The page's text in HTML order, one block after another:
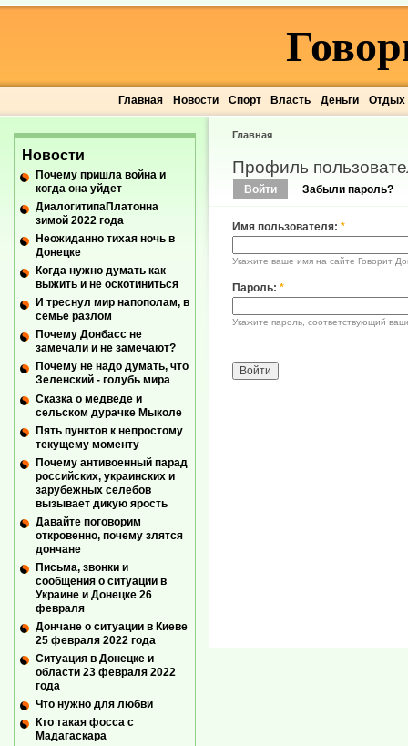
Главная Новости Спорт Власть Деньги Отдых
Главная
Профиль
Войти Забыли пароль?
Имя пользователя: *
Укажите ваше имя на сайте Говорит
Пароль: *
Укажите пароль, соответствующий
Новости
Почему пришла война и
когда она уйдет
ДиалогитипаПлатонна
зимой 2022 года
Неожиданно тихая ночь в
Донецке
Когда нужно думать как
выжить и не оскотиниться
И треснул мир напополам, в
семье разлом
Почему Донбасс не
замечали и не замечают?
Почему не надо думать, что
Зеленский - голубь мира
Сказка о медведе и
сельском дурачке Мыколе
Пять пунктов к непростому
текущему моменту
Почему антивоенный парад
российских, украинских и
зарубежных селебов
вызывает дикую ярость
Давайте поговорим
откровенно, почему злятся
дончане
Письма, звонки и
сообщения о ситуации в
Украине и Донецке 26
февраля
Дончане о ситуации в Киеве
25 февраля 2022 года
Ситуация в Донецке и
области 23 февраля 2022
года
Что нужно для любви
Кто такая фосса с
Мадагаскара